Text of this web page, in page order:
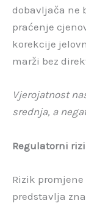
dobavljača ne
praćenje
korekcije
marži bez
Vjerojatnost
srednja, a
Regulatorni
Rizik
predstavlja